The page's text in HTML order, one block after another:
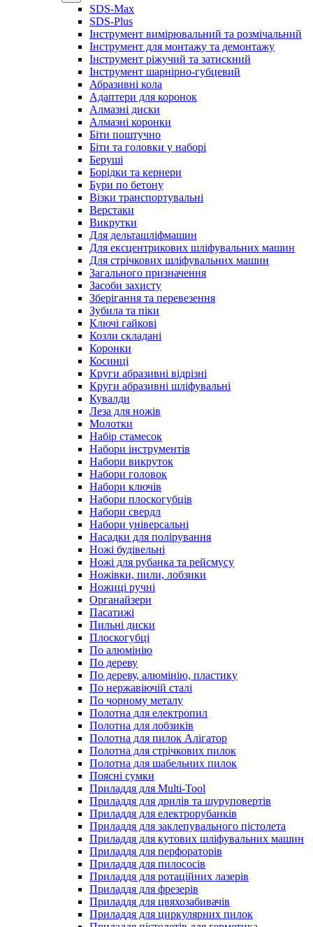
SDS-Max
SDS-Plus
Інструмент вимірювальний та розмічальний
Інструмент для монтажу та демонтажу
Інструмент ріжучий та затискний
Інструмент шарнірно-губцевий
Абразивні кола
Адаптери для коронок
Алмазні диски
Алмазні коронки
Біти поштучно
Біти та головки у наборі
Беруші
Борідки та кернери
Бури по бетону
Візки транспортувальні
Верстаки
Викрутки
Для дельташліфмашин
Для ексцентрикових шліфувальних машин
Для стрічкових шліфувальних машин
Загального призначення
Засоби захисту
Зберігання та перевезення
Зубила та піки
Ключі гайкові
Козли складані
Коронки
Косинці
Круги абразивні відрізні
Круги абразивні шліфувальні
Кувалди
Леза для ножів
Молотки
Набір стамесок
Набори інструментів
Набори викруток
Набори головок
Набори ключів
Набори плоскогубців
Набори свердл
Набори універсальні
Насадки для полірування
Ножі будівельні
Ножі для рубанка та рейсмусу
Ножівки, пили, лобзики
Ножиці ручні
Органайзери
Пасатижі
Пильні диски
Плоскогубці
По алюмінію
По дереву
По дереву, алюмінію, пластику
По нержавіючій сталі
По чорному металу
Полотна для електропил
Полотна для лобзиків
Полотна для пилок Алігатор
Полотна для стрічкових пилок
Полотна для шабельних пилок
Поясні сумки
Приладдя для Multi-Tool
Приладдя для дрилів та шуруповертів
Приладдя для електрорубанків
Приладдя для заклепувального пістолета
Приладдя для кутових шліфувальних машин
Приладдя для перфораторів
Приладдя для пилососів
Приладдя для ротаційних лазерів
Приладдя для фрезерів
Приладдя для цвяхозабивачів
Приладдя для циркулярних пилок